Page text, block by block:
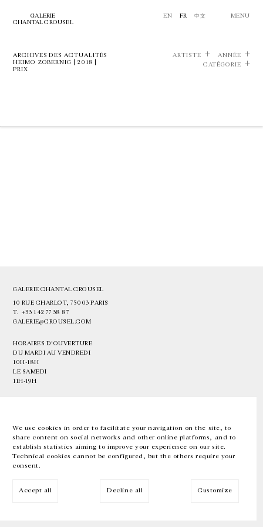
We use cookies in order to facilitate your navigation on the site, to
share content on social networks and other online platforms, and to
establish statistics aiming to improve your experience on our site.
Technical cookies cannot be configured, but the others require your
consent.
Accept all Decline all Customize
GALERIE
CHANTAL CROUSEL
EN FR 中文 MENU
ARCHIVES DES ACTUALITÉS
HEIMO ZOBERNIG | 2018 |
PRIX
ARTISTE
ANNÉE
CATÉGORIE
GALERIE CHANTAL CROUSEL
10 RUE CHARLOT, 75003 PARIS
T. +33 1 42 77 38 87
GALERIE@CROUSEL.COM
HORAIRES D'OUVERTURE
DU MARDI AU VENDREDI
10H-18H
LE SAMEDI
11H-19H
EN FR 中文 Facebook Instagram
Inscrivez-vous à notre newsletter